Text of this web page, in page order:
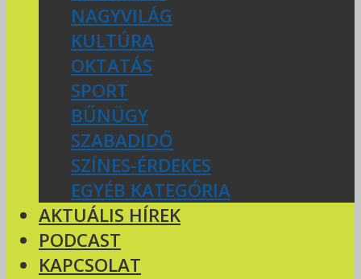
NAGYVILÁG
KULTÚRA
OKTATÁS
SPORT
BŰNÜGY
SZABADIDŐ
SZÍNES-ÉRDEKES
EGYÉB KATEGÓRIA
AKTUÁLIS HÍREK
PODCAST
KAPCSOLAT